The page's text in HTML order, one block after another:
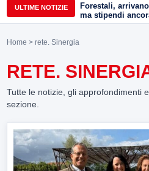
ULTIME NOTIZIE
Forestali,
ma stipendi
più sostenibile”
Home > rete. Sinergia
RETE.
Tutte le notizie, gli approfondimenti
sezione.